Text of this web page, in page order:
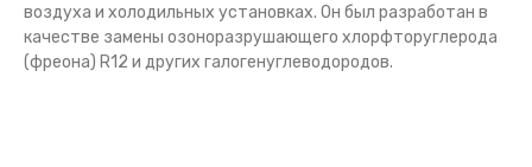
воздуха и холодильных установках. Он был разработан в
качестве замены озоноразрушающего хлорфторуглерода
(фреона) R12 и других галогенуглеводородов.